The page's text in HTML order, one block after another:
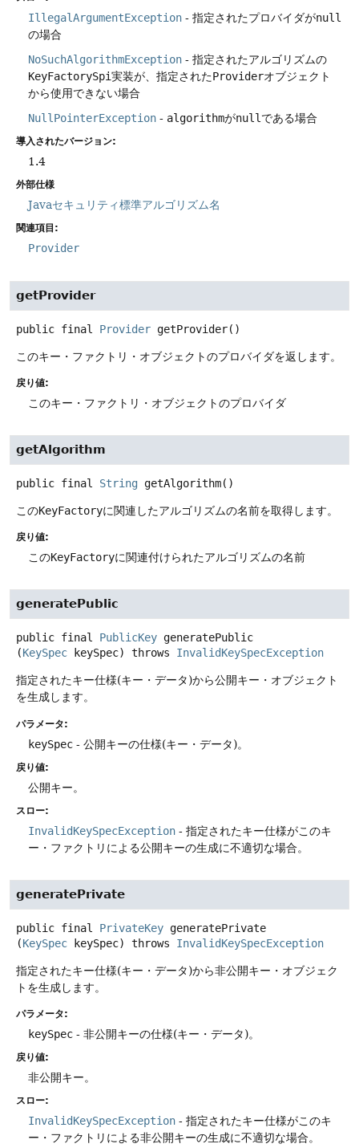
IllegalArgumentException - 指定されたプロバイダがnull
の場合
NoSuchAlgorithmException - 指定されたアルゴリズムの
KeyFactorySpi実装が、指定されたProviderオブジェクト
から使用できない場合
NullPointerException - algorithmがnullである場合
導入されたバージョン:
1.4
外部仕様
Javaセキュリティ標準アルゴリズム名
関連項目:
Provider
getProvider
public final Provider getProvider()
このキー・ファクトリ・オブジェクトのプロバイダを返します。
戻り値:
このキー・ファクトリ・オブジェクトのプロバイダ
getAlgorithm
public final String getAlgorithm()
このKeyFactoryに関連したアルゴリズムの名前を取得します。
戻り値:
このKeyFactoryに関連付けられたアルゴリズムの名前
generatePublic
public final PublicKey generatePublic
(KeySpec keySpec) throws InvalidKeySpecException
指定されたキー仕様(キー・データ)から公開キー・オブジェクト
を生成します。
パラメータ:
keySpec - 公開キーの仕様(キー・データ)。
戻り値:
公開キー。
スロー:
InvalidKeySpecException - 指定されたキー仕様がこのキ
ー・ファクトリによる公開キーの生成に不適切な場合。
generatePrivate
public final PrivateKey generatePrivate
(KeySpec keySpec) throws InvalidKeySpecException
指定されたキー仕様(キー・データ)から非公開キー・オブジェク
トを生成します。
パラメータ:
keySpec - 非公開キーの仕様(キー・データ)。
戻り値:
非公開キー。
スロー:
InvalidKeySpecException - 指定されたキー仕様がこのキ
ー・ファクトリによる非公開キーの生成に不適切な場合。